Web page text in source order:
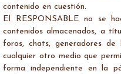
contenido en cuestión.
El RESPONSABLE no se
contenidos almacenados, a
foros, chats, generadores de
cualquier otro medio que
forma independiente en la